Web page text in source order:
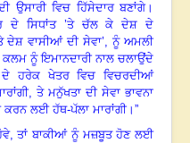
ਉਸਾਰੀ ਵਿਚ ਹਿੱਸੇਦਾਰ ਬਣਾਂਗੇ।
ਦੇ ਸਿਧਾਂਤ ’ਤੇ ਚੱਲ ਕੇ ਦੇਸ਼ ਦੇ
ਵਾਸੀਆਂ ਦੀ ਸੇਵਾ’,ਨੂੰ ਅਮਲੀ
ਨੂੰ ਇਮਾਨਦਾਰੀ ਨਾਲ ਚਲਾਉਂਦੇ
ਦੇ ਹਰੇਕ ਖੇਤਰ ਵਿਚ ਵਿਚਰਦੀਆਂ
, ਤੇ ਮਨੁੱਖਤਾ ਦੀ ਸੇਵਾ ਭਾਵਨਾ
ਕਰਨ ਲਈ ਹੱਥ-ਪੱਲਾ ਮਾਰਾਂਗੀ। ”
,ਤਾਂ ਬਾਕੀਆਂ ਨੂੰ ਮਜ਼ਬੂਤ ਹੋਣ ਲਈ